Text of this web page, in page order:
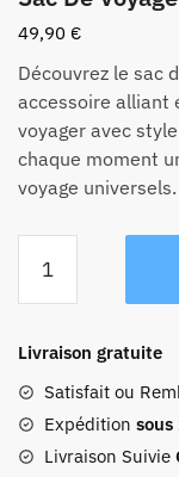
49,90 €
Découvrez le sac
accessoire alliant
voyager avec
chaque moment
voyage universels.
Sac
Voyage
En
Cuir
Vintage
Livraison gratuite
Satisfait ou
Expédition sous
Livraison Suivie